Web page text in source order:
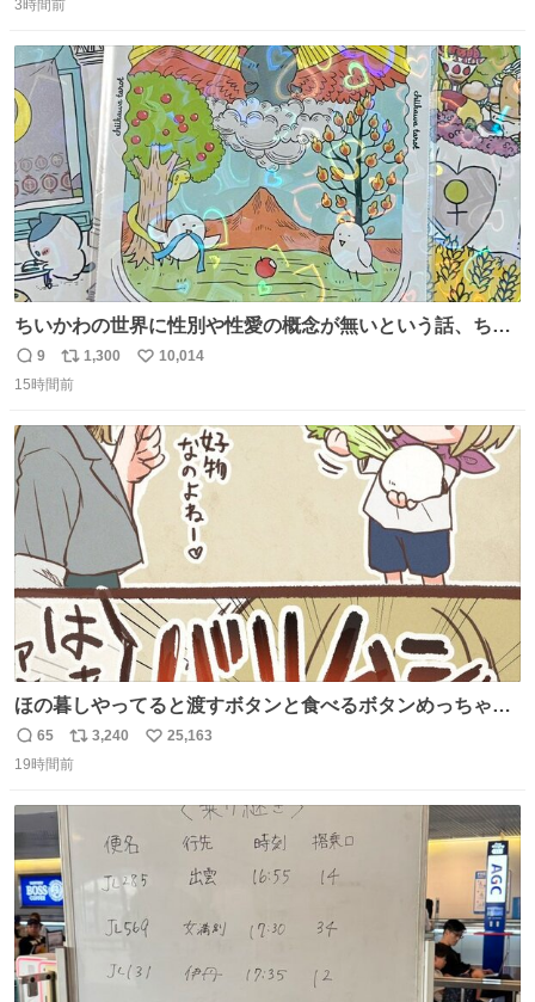
信
ポ
ト
数
数
3時間前
ちいかわの世界に性別や性愛の概念が無いという話、ちい
かわタロットでも恋人・女帝・女教皇あたりは性別を意識
させないように描かれてるんだよね。かなり徹底している
返
信
9
リ
ポ
ト
数
1,300
い
数
10,014
15時間前
ほの暮しやってると渡すボタンと食べるボタンめっちゃ間
違えるんやけど
返
信
65
リ
ポ
ト
数
3,240
い
25,163
19時間前